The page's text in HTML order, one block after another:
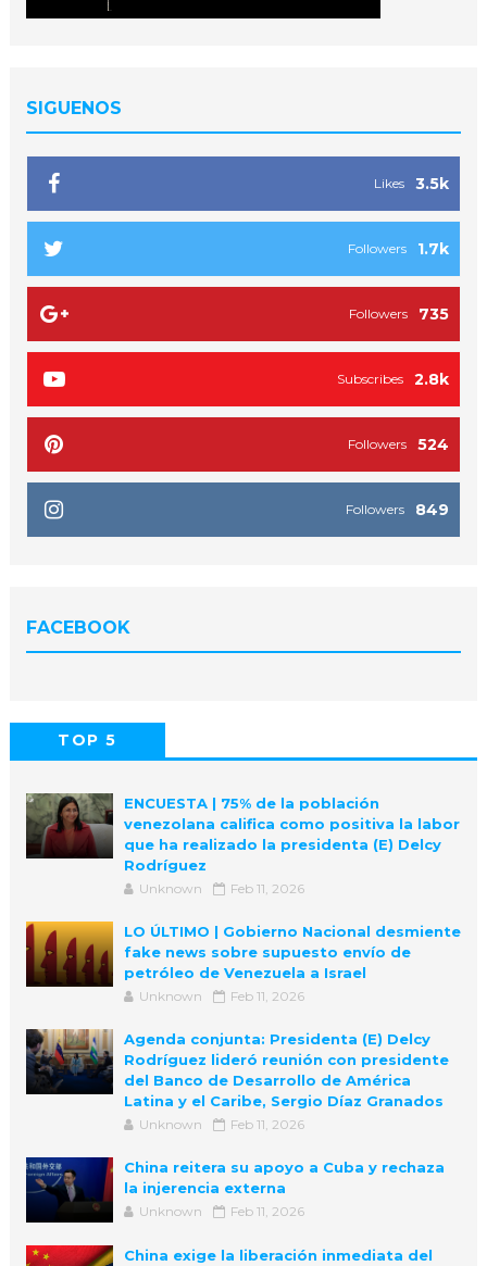
SIGUENOS
3.5k
Likes
1.7k
Followers
735
Followers
2.8k
Subscribes
524
Followers
849
Followers
FACEBOOK
TOP 5
ENCUESTA | 75% de la población
venezolana califica como positiva la labor
que ha realizado la presidenta (E) Delcy
Rodríguez
Unknown Feb 11, 2026
LO ÚLTIMO | Gobierno Nacional desmiente
fake news sobre supuesto envío de
petróleo de Venezuela a Israel
Unknown Feb 11, 2026
Agenda conjunta: Presidenta (E) Delcy
Rodríguez lideró reunión con presidente
del Banco de Desarrollo de América
Latina y el Caribe, Sergio Díaz Granados
Unknown Feb 11, 2026
China reitera su apoyo a Cuba y rechaza
la injerencia externa
Unknown Feb 11, 2026
China exige la liberación inmediata del